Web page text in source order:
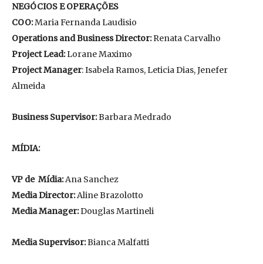
NEGÓCIOS E OPERAÇÕES
COO:Maria Fernanda Laudisio
Operations and Business Director:Renata Carvalho
Project Lead:Lorane Maximo
Project Manager: Isabela Ramos, Leticia Dias, Jenefer
Almeida
Business Supervisor:Barbara Medrado
MÍDIA:
VP de Mídia:Ana Sanchez
Media Director:Aline Brazolotto
Media Manager:Douglas Martineli
Media Supervisor:Bianca Malfatti